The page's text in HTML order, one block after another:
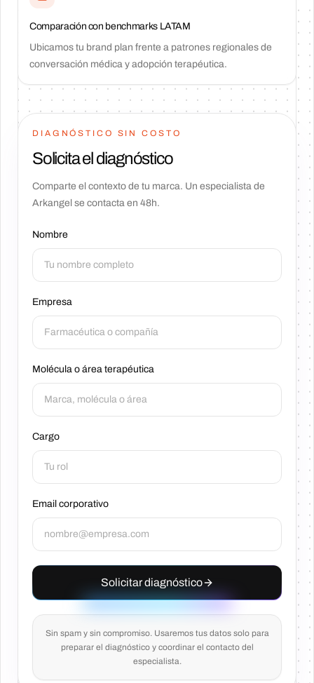
Comparación con benchmarks LATAM
Ubicamos tu brand plan frente a patrones regionales de
conversación médica y adopción terapéutica.
DIAGNÓSTICO SIN COSTO
Solicita el diagnóstico
Comparte el contexto de tu marca. Un especialista de
Arkangel se contacta en 48h.
Nombre
Empresa
Molécula o área terapéutica
Cargo
Email corporativo
Solicitar diagnóstico
Sin spam y sin compromiso. Usaremos tus datos solo para
preparar el diagnóstico y coordinar el contacto del
especialista.